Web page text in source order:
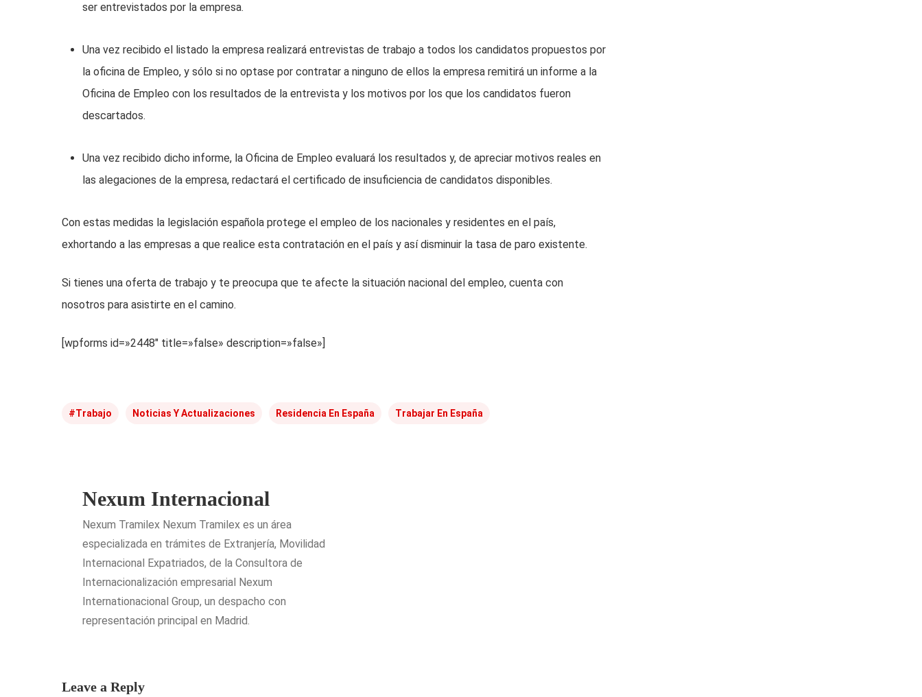
ser entrevistados por la empresa.
Una vez recibido el listado la empresa realizará entrevistas de trabajo a todos los candidatos propuestos por
la oficina de Empleo, y sólo si no optase por contratar a ninguno de ellos la empresa remitirá un informe a la
Oficina de Empleo con los resultados de la entrevista y los motivos por los que los candidatos fueron
descartados.
Una vez recibido dicho informe, la Oficina de Empleo evaluará los resultados y, de apreciar motivos reales en
las alegaciones de la empresa, redactará el certificado de insuficiencia de candidatos disponibles.
Con estas medidas la legislación española protege el empleo de los nacionales y residentes en el país,
exhortando a las empresas a que realice esta contratación en el país y así disminuir la tasa de paro existente.
Si tienes una oferta de trabajo y te preocupa que te afecte la situación nacional del empleo, cuenta con
nosotros para asistirte en el camino.
[wpforms id=»2448″ title=»false» description=»false»]
#trabajo Noticias Y Actualizaciones Residencia En España Trabajar En España
Nexum Internacional
Nexum Tramilex Nexum Tramilex es un área
especializada en trámites de Extranjería, Movilidad
Internacional Expatriados, de la Consultora de
Internacionalización empresarial Nexum
Internationacional Group, un despacho con
representación principal en Madrid.
Leave a Reply